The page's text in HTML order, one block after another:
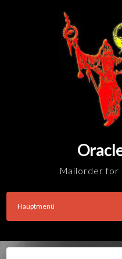
Mailorder for
Hauptmenü